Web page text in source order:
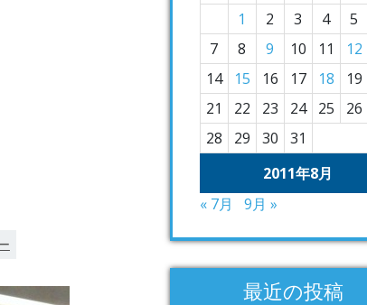
2011年8月
1
2 3 4 5
7
8 9 10 11 12
14
15 16 17 18 19
21
22 23 24 25 26
28
29 30 31
« 7月 9月 »
最近の投稿